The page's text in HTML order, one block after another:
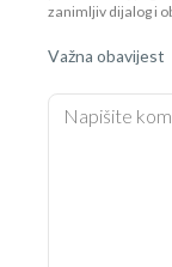
zanimljiv dijalog i
Važna obavijest